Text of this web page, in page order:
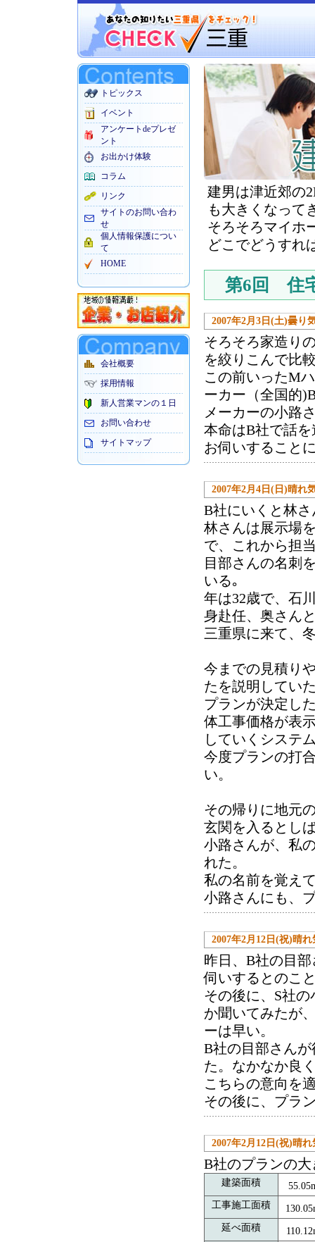
トピックス
イベント
アンケートdeプレゼ
ント
お出かけ体験
コラム
リンク
サイトのお問い合わ
せ
個人情報保護につい
て
HOME
会社概要
採用情報
新人営業マンの１日
お問い合わせ
サイトマップ
建男は津近郊の
も大きくなって
そろそろマイホ
どこでどうすれ
第6回 住
2007年2月3日(土)曇り
そろそろ家造り
を絞りこんで比
この前いったM
ーカー（全国的
メーカーの小路
本命はB社で話
お伺いすること
2007年2月4日(日)晴れ
B社にいくと林
林さんは展示場
で、これから担
目部さんの名刺
いる｡
年は32歳で、石
身赴任、奥さん
三重県に来て、
今までの見積り
たを説明してい
プランが決定し
体工事価格が表
していくシステ
今度プランの打
い。
その帰りに地元
玄関を入るとし
小路さんが、私
れた。
私の名前を覚え
小路さんにも、
2007年2月12日(祝)晴
昨日、B社の目
伺いするとのこ
その後に、S社
か聞いてみたが
ーは早い。
B社の目部さん
た。なかなか良
こちらの意向を
その後に、プラ
2007年2月12日(祝)晴
B社のプランの大
建築面積
工事施工面積
延べ面積